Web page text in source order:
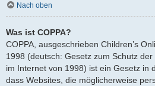
Nach oben
Was ist COPPA?
COPPA, ausgeschrieben Children’s
1998 (deutsch: Gesetz zum Schutz
im Internet von 1998) ist ein Gesetz in
dass Websites, die möglicherweise